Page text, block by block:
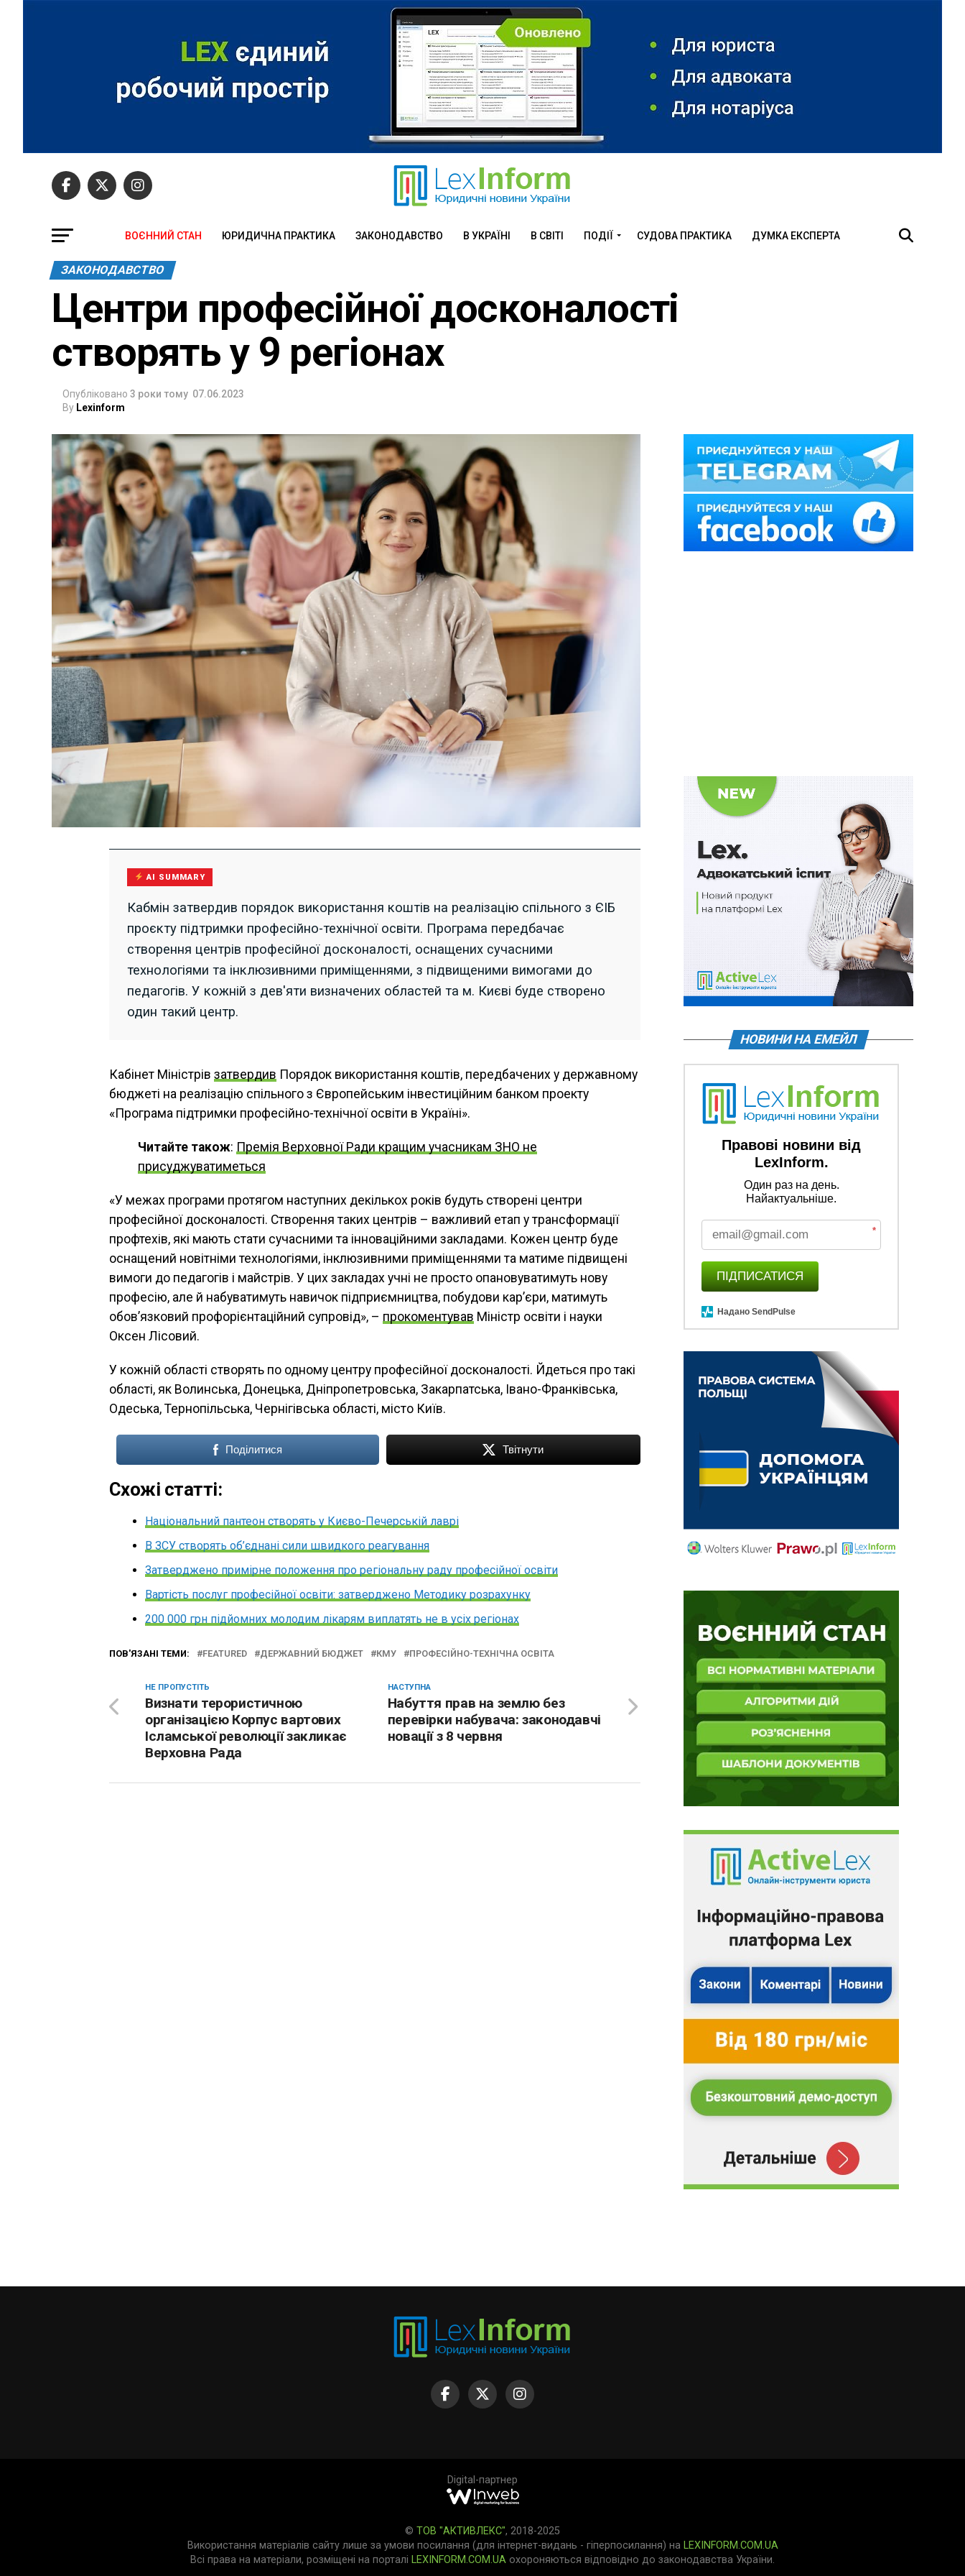
ВОЄННИЙ СТАН ЮРИДИЧНА ПРАКТИКА ЗАКОНОДАВСТВО В УКРАЇНІ В СВІТІ ПОДІЇ СУДОВА ПРАКТИКА ДУМКА ЕКСПЕРТА
ЗАКОНОДАВСТВО
Центри професійної досконалості
створять у 9 регіонах
Опубліковано 3 роки тому 07.06.2023
By Lexinform
AI SUMMARY
Кабмін затвердив порядок використання коштів на реалізацію спільного з ЄІБ
проєкту підтримки професійно-технічної освіти. Програма передбачає
створення центрів професійної досконалості, оснащених сучасними
технологіями та інклюзивними приміщеннями, з підвищеними вимогами до
педагогів. У кожній з дев'яти визначених областей та м. Києві буде створено
один такий центр.
Кабінет Міністрів затвердив Порядок використання коштів, передбачених у державному
бюджеті на реалізацію спільного з Європейським інвестиційним банком проекту
«Програма підтримки професійно-технічної освіти в Україні».
Читайте також: Премія Верховної Ради кращим учасникам ЗНО не
присуджуватиметься
«У межах програми протягом наступних декількох років будуть створені центри
професійної досконалості. Створення таких центрів – важливий етап у трансформації
профтехів, які мають стати сучасними та інноваційними закладами. Кожен центр буде
оснащений новітніми технологіями, інклюзивними приміщеннями та матиме підвищені
вимоги до педагогів і майстрів. У цих закладах учні не просто опановуватимуть нову
професію, але й набуватимуть навичок підприємництва, побудови кар’єри, матимуть
обов’язковий профорієнтаційний супровід», – прокоментував Міністр освіти і науки
Оксен Лісовий.
У кожній області створять по одному центру професійної досконалості. Йдеться про такі
області, як Волинська, Донецька, Дніпропетровська, Закарпатська, Івано-Франківська,
Одеська, Тернопільська, Чернігівська області, місто Київ.
Поділитися Твітнути
Схожі статті:
Національний пантеон створять у Києво-Печерській лаврі
В ЗСУ створять об’єднані сили швидкого реагування
Затверджено примірне положення про регіональну раду професійної освіти
Вартість послуг професійної освіти: затверджено Методику розрахунку
200 000 грн підйомних молодим лікарям виплатять не в усіх регіонах
ПОВ'ЯЗАНІ ТЕМИ: FEATURED ДЕРЖАВНИЙ БЮДЖЕТ КМУ ПРОФЕСІЙНО-ТЕХНІЧНА ОСВІТА
НАСТУПНА
Набуття прав на землю без
перевірки набувача: законодавчі
новації з 8 червня
НЕ ПРОПУСТІТЬ
Визнати терористичною
організацією Корпус вартових
Ісламської революції закликає
Верховна Рада
НОВИНИ НА ЕМЕЙЛ
Правові новини від
LexInform.
Один раз на день.
Найактуальніше.
*
ПІДПИСАТИСЯ
Надано SendPulse
Digital-партнер
© ТОВ "АКТИВЛЕКС", 2018-2025
Використання матеріалів сайту лише за умови посилання (для інтернет-видань - гіперпосилання) на LEXINFORM.COM.UA
Всі права на матеріали, розміщені на порталі LEXINFORM.COM.UA охороняються відповідно до законодавства України.